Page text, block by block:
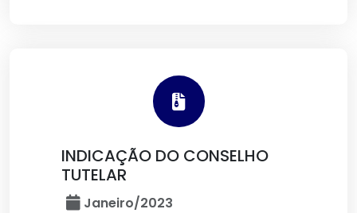
INDICAÇÃO DO CONSELHO
TUTELAR
Janeiro/2023